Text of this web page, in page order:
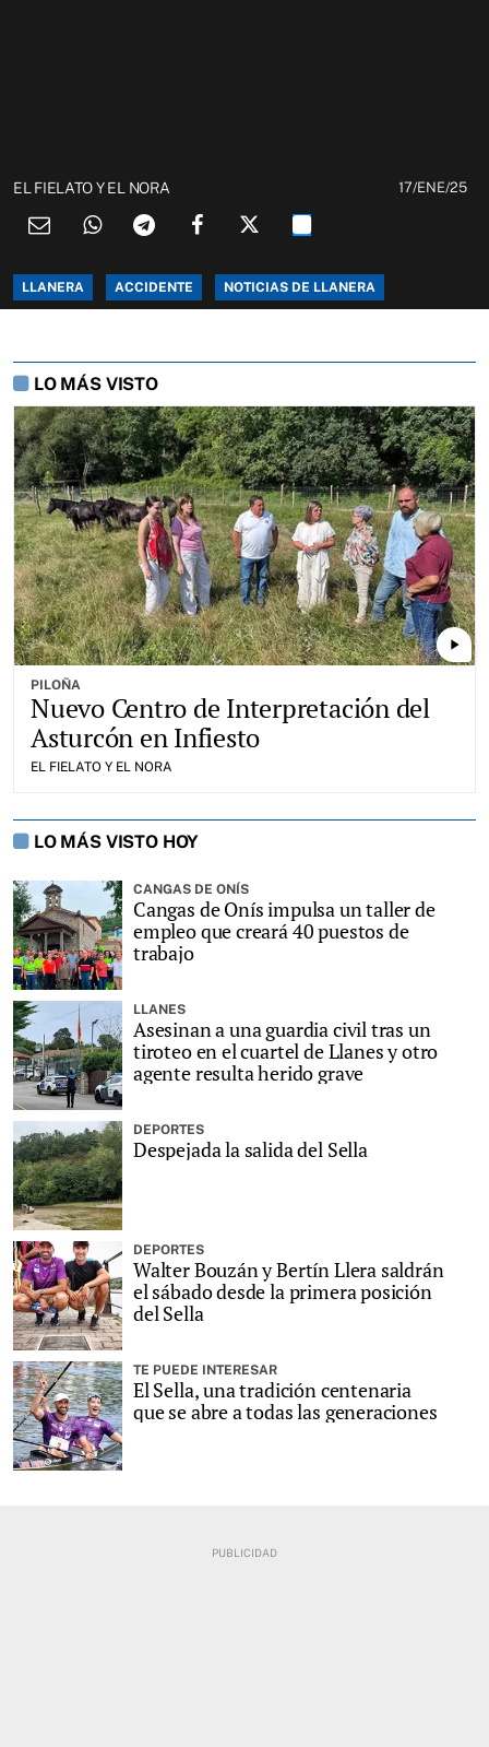
EL FIELATO Y EL NORA 17/ENE/25
LLANERA ACCIDENTE NOTICIAS DE LLANERA
LO MÁS VISTO
play_arrow
PILOÑA
Nuevo Centro de Interpretación del
Asturcón en Infiesto
EL FIELATO Y EL NORA
LO MÁS VISTO HOY
CANGAS DE ONÍS
Cangas de Onís impulsa un taller de
empleo que creará 40 puestos de
trabajo
LLANES
Asesinan a una guardia civil tras un
tiroteo en el cuartel de Llanes y otro
agente resulta herido grave
DEPORTES
Despejada la salida del Sella
DEPORTES
Walter Bouzán y Bertín Llera saldrán
el sábado desde la primera posición
del Sella
TE PUEDE INTERESAR
El Sella, una tradición centenaria
que se abre a todas las generaciones